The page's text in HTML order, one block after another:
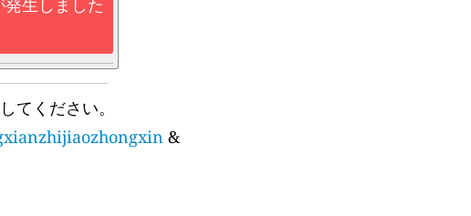
生しました
てください。
&